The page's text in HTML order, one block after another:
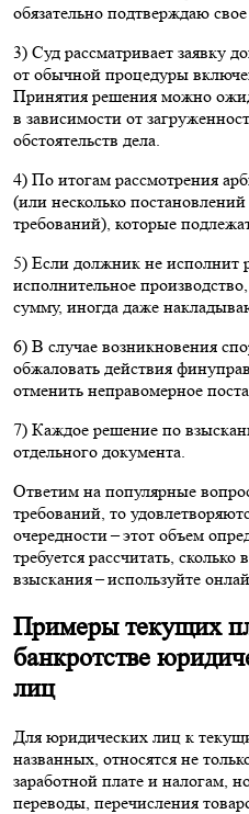
обязательно подтверждаю
3) Суд рассматривает заявку
от обычной процедуры
Принятия решения можно
в зависимости от
обстоятельств дела.
4) По итогам рассмотрения
(или несколько
требований), которые
5) Если должник не исполнит
исполнительное
сумму, иногда даже
6) В случае возникновения
обжаловать действия
отменить неправомерное
7) Каждое решение по
отдельного документа.
Ответим на популярные
требований, то
очередности – этот объем
требуется рассчитать, сколько
взыскания – используйте
Примеры текущих
банкротстве
лиц
Для юридических лиц к
названных, относятся не
заработной плате и налогам,
переводы, перечисления